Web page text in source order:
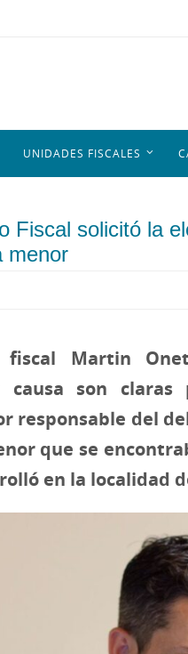
UNIDADES FISCALES
Fiscal solicitó la
menor
Martin
causa son
responsable del
que se
en la localidad